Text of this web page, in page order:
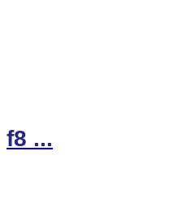
f8 ...